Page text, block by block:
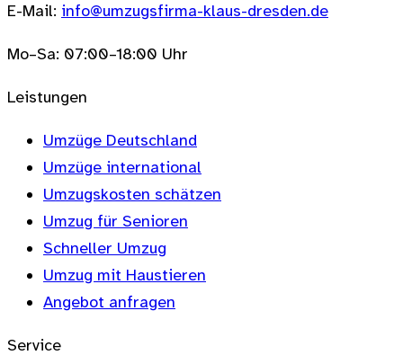
E-Mail: info@umzugsfirma-klaus-dresden.de
Mo–Sa: 07:00–18:00 Uhr
Leistungen
Umzüge Deutschland
Umzüge international
Umzugskosten schätzen
Umzug für Senioren
Schneller Umzug
Umzug mit Haustieren
Angebot anfragen
Service